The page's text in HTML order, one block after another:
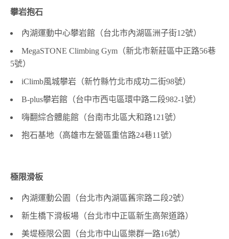
攀岩抱石
內湖運動中心攀岩館（台北市內湖區洲子街12號）
MegaSTONE Climbing Gym （新北市新莊區中正路56巷
5號）
iClimb風城攀岩（新竹縣竹北市成功二街98號）
B-plus攀岩館（台中市西屯區環中路二段982-1號）
嗨翻綜合體能館（台南市北區大和路121號）
抱石基地（高雄市左營區重信路24巷11號）
極限滑板
內湖運動公園（台北市內湖區舊宗路二段2號）
新生橋下滑板場（台北市中正區新生高架道路）
美堤極限公園（台北市中山區樂群一路16號）